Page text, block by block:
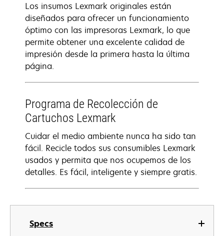
Specs
Los insumos Lexmark originales están
diseñados para ofrecer un funcionamiento
óptimo con las impresoras Lexmark, lo que
permite obtener una excelente calidad de
impresión desde la primera hasta la última
página.
Programa de Recolección de
Cartuchos Lexmark
Cuidar el medio ambiente nunca ha sido tan
fácil. Recicle todos sus consumibles Lexmark
usados y permita que nos ocupemos de los
detalles. Es fácil, inteligente y siempre gratis.